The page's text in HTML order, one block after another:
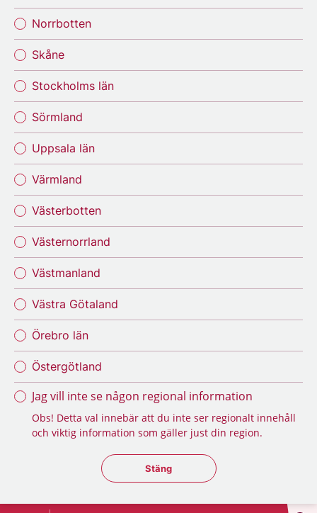
Norrbotten
Skåne
Stockholms län
Sörmland
Uppsala län
Värmland
Västerbotten
Västernorrland
Västmanland
Västra Götaland
Örebro län
Östergötland
Jag vill inte se någon regional information
Obs! Detta val innebär att du inte ser regionalt innehåll
och viktig information som gäller just din region.
Stäng regionsväljaren
Stäng